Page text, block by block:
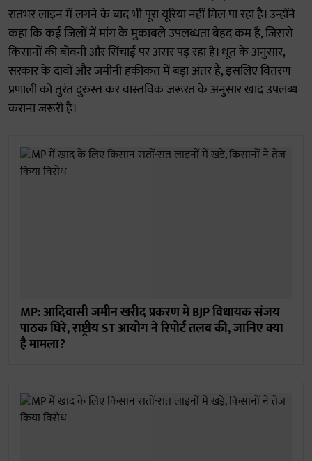
रातभर लाइन में लगने के बाद भी पूरा यूरिया नहीं मिल पा रहा है। उन्होंने
कहा कि कई जिलों में मांग के मुकाबले उपलब्धता बेहद कम है, जिससे
किसानों की बोवनी और सिंचाई पर असर पड़ रहा है। धूत के अनुसार,
सरकार के दावों और जमीनी हकीकत में बड़ा अंतर है, इसलिए वितरण
प्रणाली को तुरंत दुरुस्त कर वास्तविक जरूरत के अनुसार खाद उपलब्ध
कराना जरूरी है।
MP: आदिवासी जमीन खरीद प्रकरण में BJP विधायक संजय
पाठक घिरे, राष्ट्रीय ST आयोग ने रिपोर्ट तलब की, जानिए क्या
है मामला?